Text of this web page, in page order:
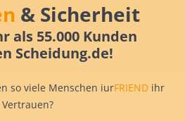
& Sicherheit
als 55.000 Kunden
Scheidung.de!
so viele Menschen iurFRIEND ihr
Vertrauen?